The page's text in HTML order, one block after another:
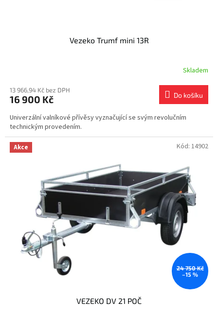
Vezeko Trumf mini 13R
Skladem
13 966,94 Kč bez DPH
16 900 Kč Do košíku
Univerzální valníkové přívěsy vyznačující se svým revolučním
technickým provedením.
Akce
24 750 Kč
–15 %
VEZEKO DV 21 POČ
Kód: 14902